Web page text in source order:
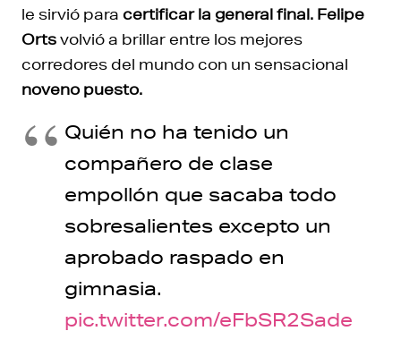
le sirvió para certificar la general final. Felipe
Ortsvolvió a brillar entre los mejores
corredores del mundo con un sensacional
noveno puesto.
Quién no ha tenido un
compañero de clase
empollón que sacaba todo
sobresalientes excepto un
aprobado raspado en
gimnasia.
pic.twitter.com/eFbSR2Sade